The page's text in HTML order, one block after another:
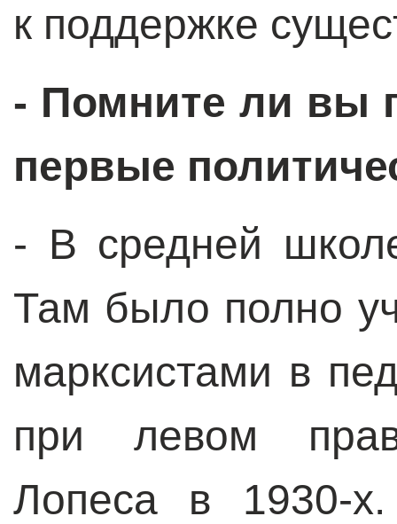
к поддержке
- Помните ли вы
первые
- В средней
Там было полно
марксистами в
при левом
Лопеса в 1930-